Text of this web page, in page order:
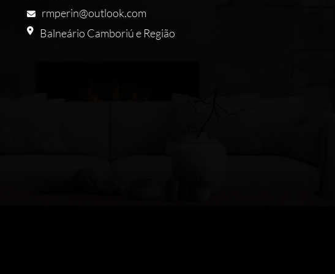
rmperin@outlook.com
Balneário Camboriú e Região